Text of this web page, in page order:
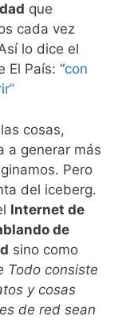
que
cada vez
lo dice el
El País: “con
cosas,
a generar más
Pero
del iceberg.
Internet de
de
sino como
Todo consiste
y cosas
de red sean